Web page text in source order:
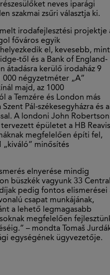
neves iparági
szakmai zsűri választja ki.
irodafejlesztési projektje
főváros egyik
el, kevesebb, mint
től és a Bank of England-
átadásra kerülő irodaház 9
000 négyzetméter „A”
majd, az 1000
a Temzére és London más
Pál-székesegyházra és a
A londoni John Robertson
épületet a HB Reavis
megfelelően építi fel,
„kiváló” minősítés
elnyerése mindig
büszkék vagyunk 33
pedig fontos elismerései
csapat munkájának,
a lehető legmagasabb
megfelelően
– mondta Tomaš
egységének ügyvezetője.